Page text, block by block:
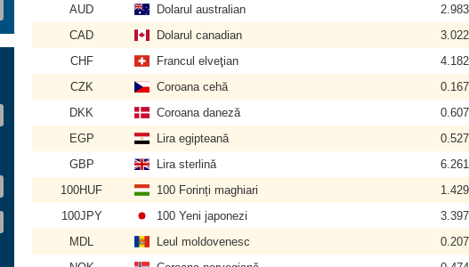
AUD
Dolarul australian
CAD
Dolarul canadian
CHF
Francul elveţian
CZK
Coroana cehă
DKK
Coroana daneză
EGP
Lira egipteană
GBP
Lira sterlină
100HUF
100 Forinți maghiari
100JPY
100 Yeni japonezi
MDL
Leul moldovenesc